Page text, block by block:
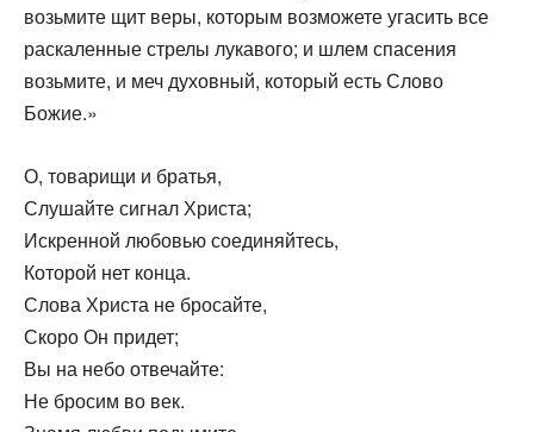
возьмите щит веры, которым возможете угасить все
раскаленные стрелы лукавого; и шлем спасения
возьмите, и меч духовный, который есть Слово
Божие.»
О, товарищи ‬и братья,
Слушайте сигнал Христа;
Искренной любовью соединяйтесь,
Которой нет конца.
Слова Христа не бросайте,
Скоро Он придет;
Вы на небо отвечайте:
Не бросим во век.